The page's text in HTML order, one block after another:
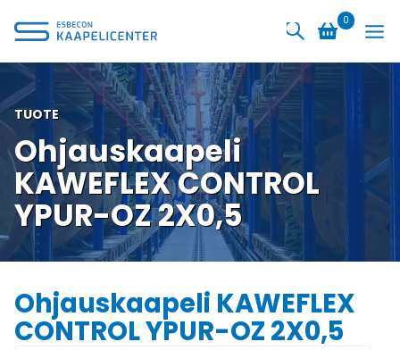
sisältöön
0
TUOTE
Ohjauskaapeli
KAWEFLEX CONTROL
YPUR-OZ 2X0,5
Ohjauskaapeli KAWEFLEX
CONTROL YPUR-OZ 2X0,5